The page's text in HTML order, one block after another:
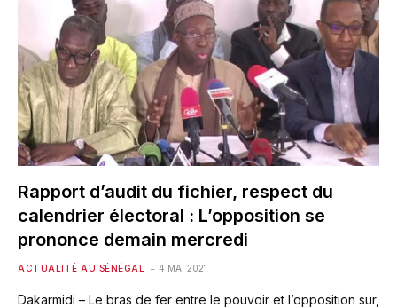
Rapport d’audit du fichier, respect du
calendrier électoral : L’opposition se
prononce demain mercredi
ACTUALITÉ AU SÉNÉGAL 4 MAI 2021
Dakarmidi – Le bras de fer entre le pouvoir et l’opposition sur,